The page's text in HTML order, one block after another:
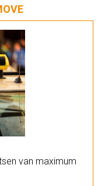
van maximum